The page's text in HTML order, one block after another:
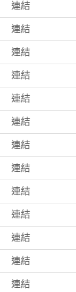
連結
連結
連結
連結
連結
連結
連結
連結
連結
連結
連結
連結
連結